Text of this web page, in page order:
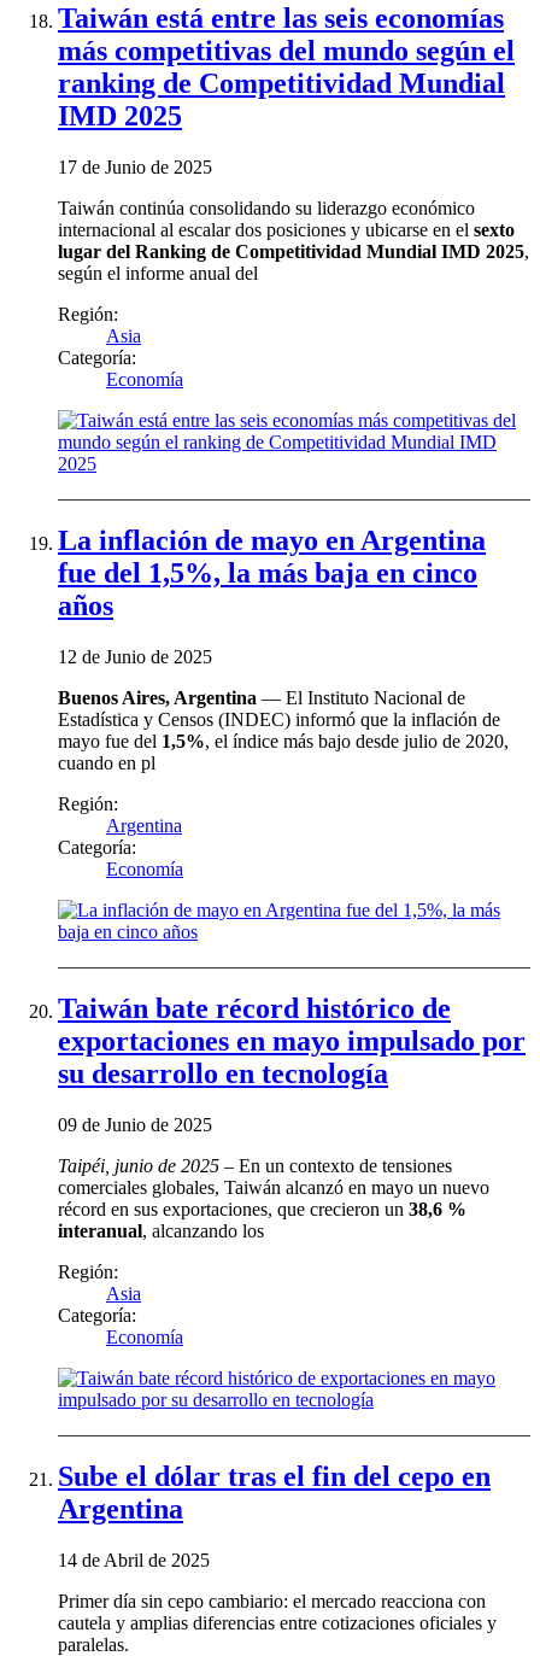
Taiwán está entre las seis economías
más competitivas del mundo según el
ranking de Competitividad Mundial
IMD 2025
17 de Junio de 2025
Taiwán continúa consolidando su liderazgo económico
internacional al escalar dos posiciones y ubicarse en el sexto
lugar del Ranking de Competitividad Mundial IMD 2025,
según el informe anual del
Región:
Asia
Categoría:
Economía
La inflación de mayo en Argentina
fue del 1,5%, la más baja en cinco
años
12 de Junio de 2025
Buenos Aires, Argentina — El Instituto Nacional de
Estadística y Censos (INDEC) informó que la inflación de
mayo fue del 1,5%, el índice más bajo desde julio de 2020,
cuando en pl
Región:
Argentina
Categoría:
Economía
Taiwán bate récord histórico de
exportaciones en mayo impulsado por
su desarrollo en tecnología
09 de Junio de 2025
Taipéi, junio de 2025 – En un contexto de tensiones
comerciales globales, Taiwán alcanzó en mayo un nuevo
récord en sus exportaciones, que crecieron un 38,6 %
interanual, alcanzando los
Región:
Asia
Categoría:
Economía
Sube el dólar tras el fin del cepo en
Argentina
14 de Abril de 2025
Primer día sin cepo cambiario: el mercado reacciona con
cautela y amplias diferencias entre cotizaciones oficiales y
paralelas.